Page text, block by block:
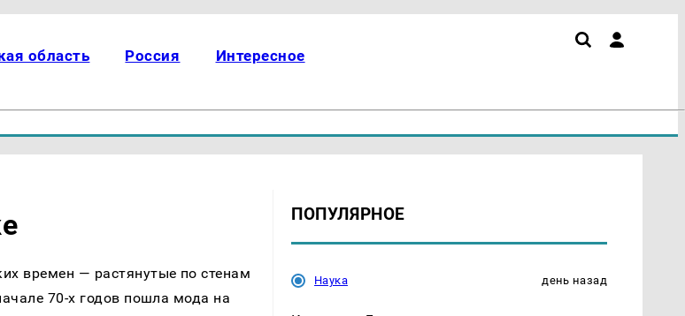
область Россия Интересное
времен — растянутые по стенам
70-х годов пошла мода на
ПОПУЛЯРНОЕ
Наука день назад